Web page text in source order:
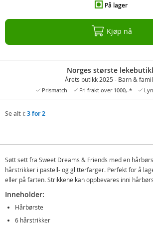
På lager
Kjøp nå
Norges største
Årets butikk 2025 - Barn &
Prismatch Fri frakt over 1000,-*
Se alt i:3 for 2
Søtt sett fra Sweet Dreams & Friends med en
hårstrikker i pastell- og glitterfarger. Perfekt for å
eller på farten. Strikkene kan oppbevares inni
Inneholder:
Hårbørste
6 hårstrikker